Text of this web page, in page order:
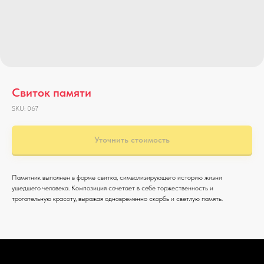
Свиток памяти
SKU: 067
Уточнить стоимость
Памятник выполнен в форме свитка, символизирующего историю жизни
ушедшего человека. Композиция сочетает в себе торжественность и
трогательную красоту, выражая одновременно скорбь и светлую память.